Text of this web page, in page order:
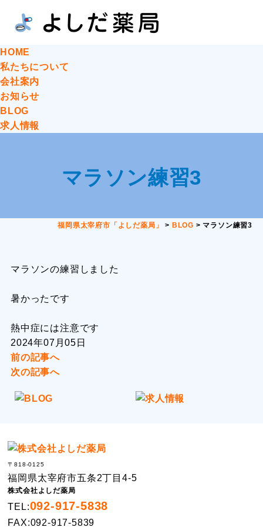
HOME
私たちについて
会社案内
お知らせ
BLOG
求人情報
マラソン練習3
福岡県太宰府市「よしだ薬局」 > BLOG > マラソン練習3
マラソンの練習しました
暑かったです
熱中症には注意です
2024年07月05日
前の記事へ
次の記事へ
〒818-0125
福岡県太宰府市五条2丁目4-5
株式会社よしだ薬局
TEL:092-917-5838
FAX:092-917-5839